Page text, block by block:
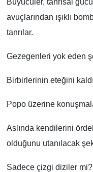
avuçlarından ışıklı
tanrılar.
Gezegenleri yok eden
Birbirlerinin eteğini
Popo üzerine
Aslında kendilerini
olduğunu utanılacak
Sadece çizgi diziler mi?